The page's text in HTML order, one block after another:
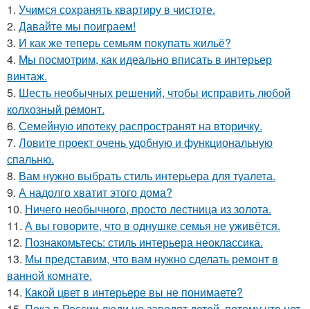
1. Учимся сохранять квартиру в чистоте.
2. Давайте мы поиграем!
3. И как же теперь семьям покупать жильё?
4. Мы посмотрим, как идеально вписать в интерьер
винтаж.
5. Шесть необычных решений, чтобы исправить любой
колхозный ремонт.
6. Семейную ипотеку распространят на вторичку.
7. Ловите проект очень удобную и функциональную
спальню.
8. Вам нужно выбрать стиль интерьера для туалета.
9. А надолго хватит этого дома?
10. Ничего необычного, просто лестница из золота.
11. А вы говорите, что в однушке семья не уживётся.
12. Познакомьтесь: стиль интерьера неоклассика.
13. Мы представим, что вам нужно сделать ремонт в
ванной комнате.
14. Какой цвет в интерьере вы не понимаете?